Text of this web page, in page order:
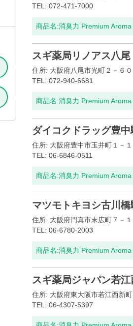
TEL: 072-471-7000
商品名:消臭力 Premium
スギ薬局リノアス八尾
住所: 大阪府八尾市光町２－６
TEL: 072-940-6681
商品名:消臭力 Premium
ダイコクドラッグ豊中
住所: 大阪府豊中市玉井町１－
TEL: 06-6846-0511
商品名:消臭力 Premium
マツモトキヨシ古川橋
住所: 大阪府門真市末広町７－１
TEL: 06-6780-2003
商品名:消臭力 Premium
スギ薬局ジャパン若江
住所: 大阪府東大阪市若江西新
TEL: 06-4307-5397